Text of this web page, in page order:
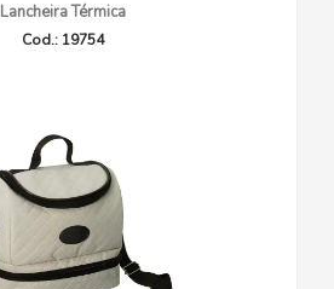
Lancheira Térmica
Cod.: 19754